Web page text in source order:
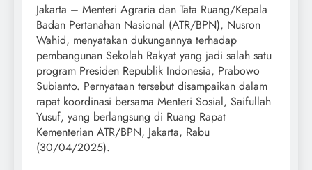
Jakarta – Menteri Agraria dan Tata Ruang/Kepala
Badan Pertanahan Nasional (ATR/BPN), Nusron
Wahid, menyatakan dukungannya terhadap
pembangunan Sekolah Rakyat yang jadi salah satu
program Presiden Republik Indonesia, Prabowo
Subianto. Pernyataan tersebut disampaikan dalam
rapat koordinasi bersama Menteri Sosial, Saifullah
Yusuf, yang berlangsung di Ruang Rapat
Kementerian ATR/BPN, Jakarta, Rabu
(30/04/2025).